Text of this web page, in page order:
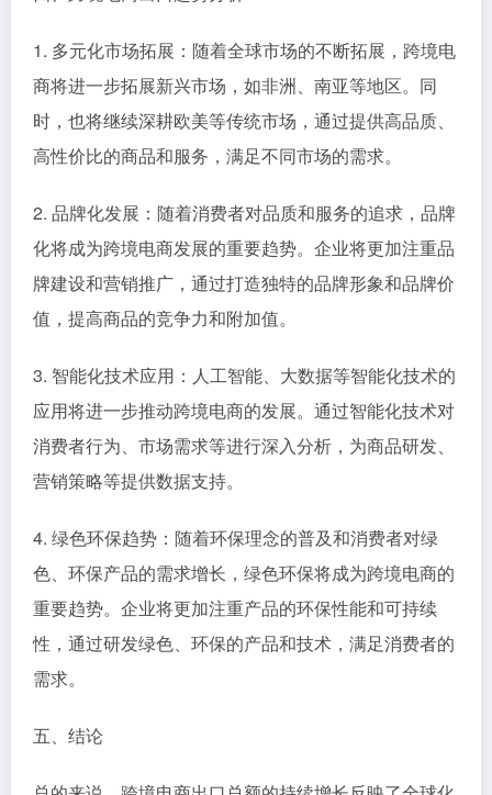
1. 多元化市场拓展：随着全球市场的不断拓展，跨境电
商将进一步拓展新兴市场，如非洲、南亚等地区。同
时，也将继续深耕欧美等传统市场，通过提供高品质、
高性价比的商品和服务，满足不同市场的需求。
2. 品牌化发展：随着消费者对品质和服务的追求，品牌
化将成为跨境电商发展的重要趋势。企业将更加注重品
牌建设和营销推广，通过打造独特的品牌形象和品牌价
值，提高商品的竞争力和附加值。
3. 智能化技术应用：人工智能、大数据等智能化技术的
应用将进一步推动跨境电商的发展。通过智能化技术对
消费者行为、市场需求等进行深入分析，为商品研发、
营销策略等提供数据支持。
4. 绿色环保趋势：随着环保理念的普及和消费者对绿
色、环保产品的需求增长，绿色环保将成为跨境电商的
重要趋势。企业将更加注重产品的环保性能和可持续
性，通过研发绿色、环保的产品和技术，满足消费者的
需求。
五、结论